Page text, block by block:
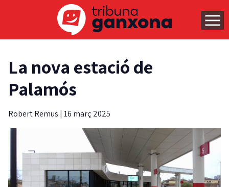
La nova estació de
Palamós
Robert Remus | 16 març 2025